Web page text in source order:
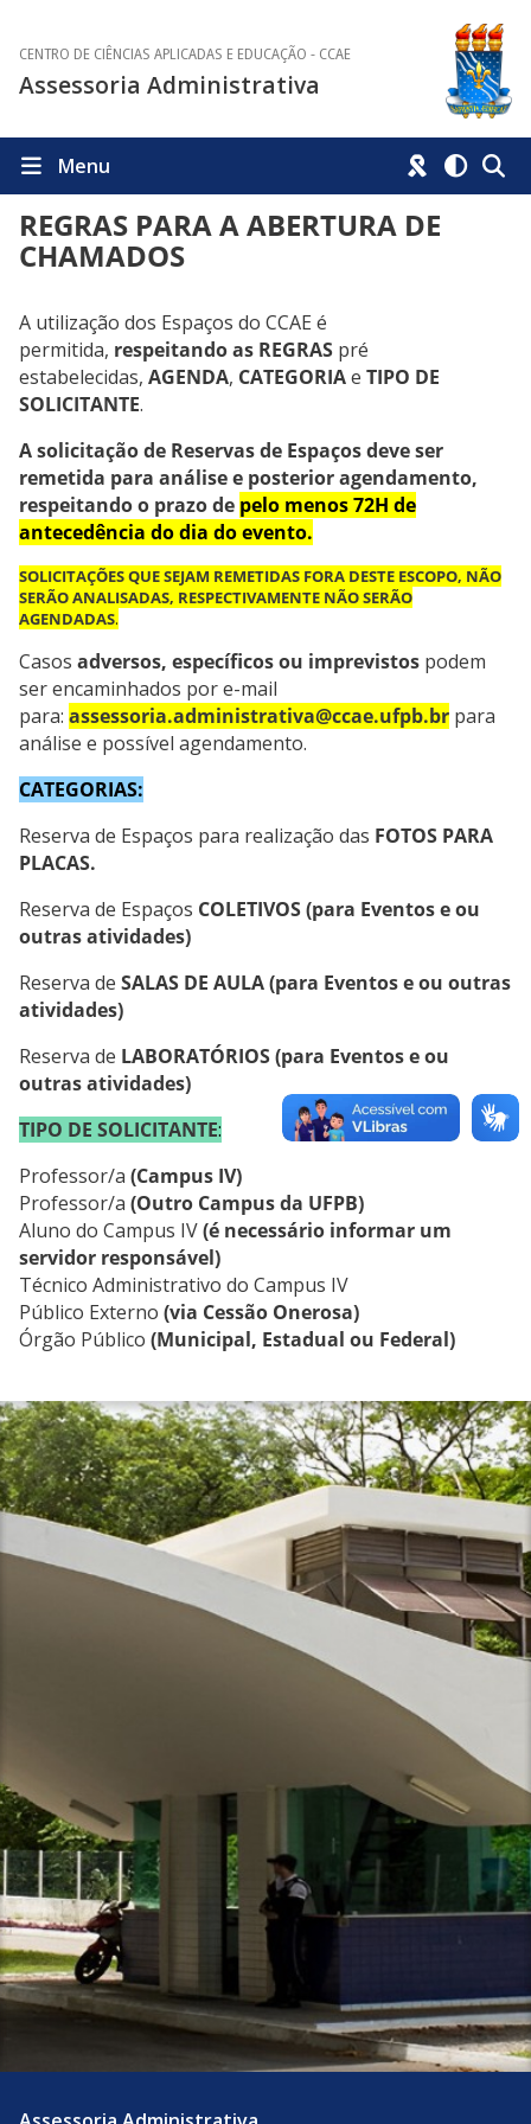
CENTRO DE CIÊNCIAS APLICADAS E EDUCAÇÃO - CCAE
Assessoria Administrativa
Menu
REGRAS PARA A ABERTURA DE
CHAMADOS
A utilização dos Espaços do CCAE é
permitida, respeitando as REGRAS pré
estabelecidas, AGENDA, CATEGORIAe TIPO DE
SOLICITANTE.
A solicitação de Reservas de Espaços deve ser
remetida para análise e posterior agendamento,
respeitando o prazo de pelo menos 72H de
antecedência do dia do evento.
SOLICITAÇÕES QUE SEJAM REMETIDAS FORA DESTE ESCOPO, NÃO
SERÃO ANALISADAS, RESPECTIVAMENTE NÃO SERÃO
AGENDADAS.
Casos adversos, específicos ou imprevistos podem
ser encaminhados por e-mail
para: assessoria.administrativa@ccae.ufpb.br para
análise e possível agendamento.
CATEGORIAS:
Reserva de Espaços para realização das FOTOS PARA
PLACAS.
Reserva de Espaços COLETIVOS(para Eventos e ou
outras atividades)
Reserva de SALAS DE AULA(para Eventos e ou outras
atividades)
Reserva de LABORATÓRIOS(para Eventos e ou
outras atividades)
TIPO DE SOLICITANTE:
Professor/a (Campus IV)
Professor/a (Outro Campus da UFPB)
Aluno do Campus IV(é necessário informar um
servidor responsável)
Técnico Administrativo do Campus IV
Público Externo (via Cessão Onerosa)
Órgão Público (Municipal, Estadual ou Federal)